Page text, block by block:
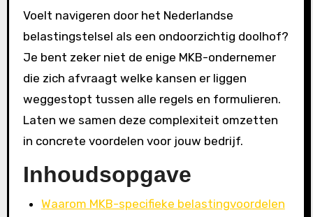
Voelt navigeren door het Nederlandse
belastingstelsel als een ondoorzichtig doolhof?
Je bent zeker niet de enige MKB-ondernemer
die zich afvraagt welke kansen er liggen
weggestopt tussen alle regels en formulieren.
Laten we samen deze complexiteit omzetten
in concrete voordelen voor jouw bedrijf.
Inhoudsopgave
Waarom MKB-specifieke belastingvoordelen